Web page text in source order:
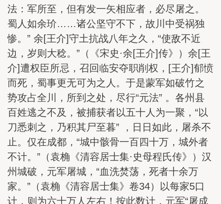
法：军所至，但有发一矢相应者，必尽屠之。
蜀人如余玠……诸公坚守不下，故川中受祸独
惨。” 余[王介]守土抗战八年之久，“使敌不近
边，岁则大稔。”（《宋史·余[王介]传》）余[王
介]遭权臣所忌，召回临安夺职削权，[王介]郁愤
而死，蜀事更无可为之人。于是蒙军如破竹之
势攻占全川，所到之处，尽行“元法” 。各州县
百姓逃之不及，被捕获者以五十人为一聚，“以
刀悉刺之，乃积其尸至暮” ，日日如此，屠杀不
止。仅在成都，“城中骸骨一百四十万，城外者
不计。”（袁桷《清容居士集·史母程氏传》）汉
州城破，元军屠城，“血洗焚荡，死者十余万
家。”（袁桷《清容居士集》卷34）以每家5口
计，则为六十万人左右！按此数计，元军“屠成